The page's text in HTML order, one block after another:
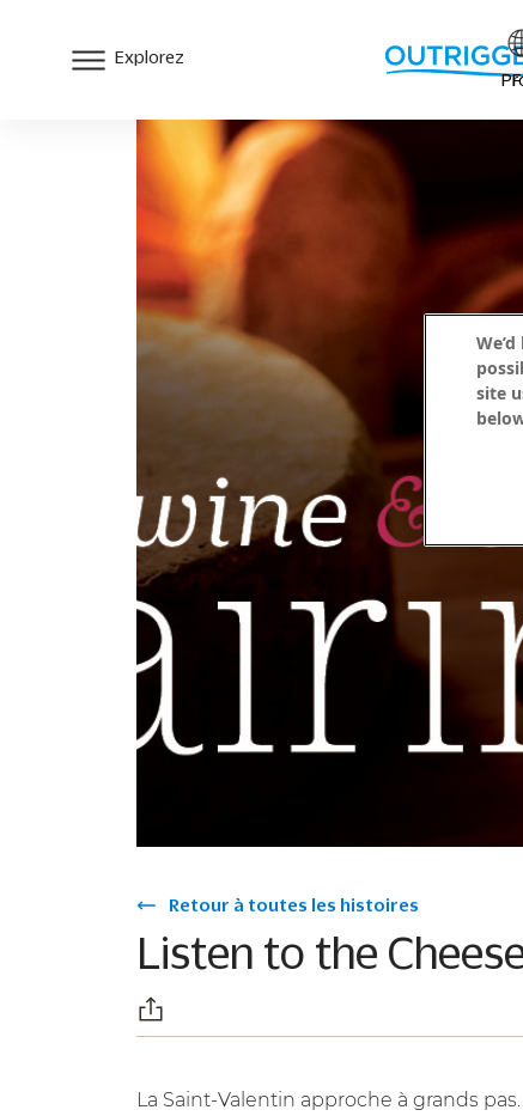
Explorez
Retour à toutes les histoires
Listen to the
La Saint-Valentin approche à grands
site